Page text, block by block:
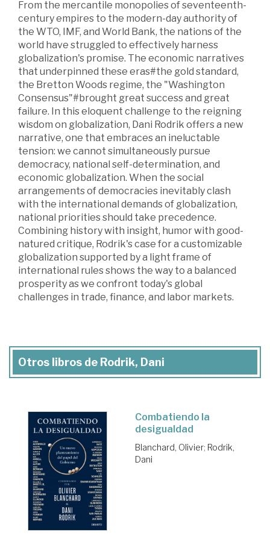
From the mercantile monopolies of seventeenth-
century empires to the modern-day authority of
the WTO, IMF, and World Bank, the nations of the
world have struggled to effectively harness
globalization's promise. The economic narratives
that underpinned these eras#the gold standard,
the Bretton Woods regime, the "Washington
Consensus"#brought great success and great
failure. In this eloquent challenge to the reigning
wisdom on globalization, Dani Rodrik offers a new
narrative, one that embraces an ineluctable
tension: we cannot simultaneously pursue
democracy, national self-determination, and
economic globalization. When the social
arrangements of democracies inevitably clash
with the international demands of globalization,
national priorities should take precedence.
Combining history with insight, humor with good-
natured critique, Rodrik's case for a customizable
globalization supported by a light frame of
international rules shows the way to a balanced
prosperity as we confront today's global
challenges in trade, finance, and labor markets.
Otros libros de Rodrik, Dani
Combatiendo la
desigualdad
Blanchard, Olivier; Rodrik,
Dani